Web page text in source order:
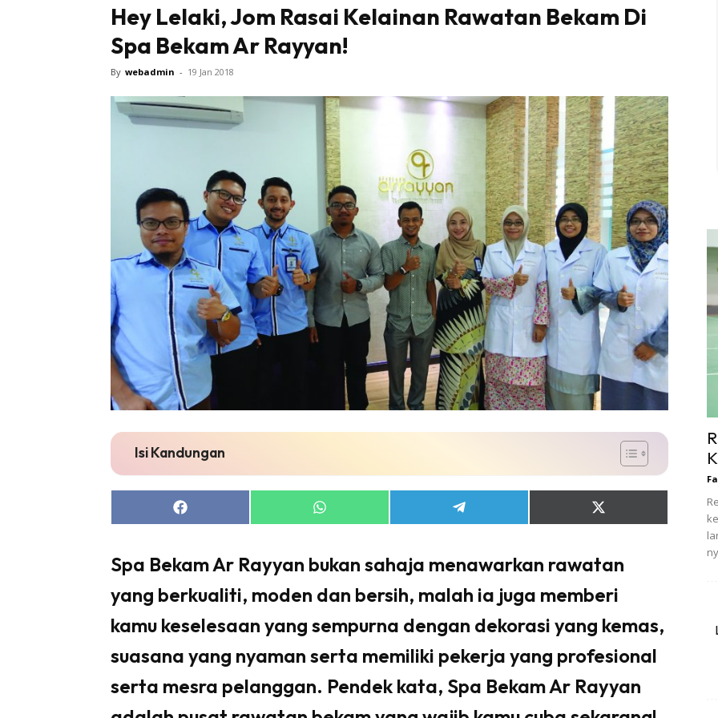
Hey Lelaki, Jom Rasai Kelainan Rawatan Bekam Di
Spa Bekam Ar Rayyan!
By webadmin - 19 Jan 2018
Isi Kandungan
Share
on
Share
on
Share
on
Share
on
Spa Bekam Ar Rayyan bukan sahaja menawarkan rawatan
yang berkualiti, moden dan bersih, malah ia juga memberi
kamu keselesaan yang sempurna dengan dekorasi yang kemas,
suasana yang nyaman serta memiliki pekerja yang profesional
serta mesra pelanggan. Pendek kata, Spa Bekam Ar Rayyan